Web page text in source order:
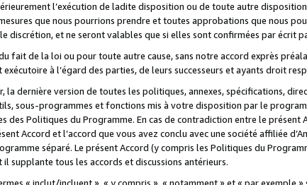
l’exécution de ladite disposition ou de toute autre
que nous pourrions prendre et toutes approbations que nous
discrétion, et ne seront valables que si elles sont confirmées par écrit
fait de la loi ou pour toute autre cause, sans notre accord exprès
à l’égard des parties, de leurs successeurs et ayants droit
la dernière version de toutes les politiques, annexes, spécifications,
sous-programmes et fonctions mis à votre disposition par le
des Politiques du Programme. En cas de contradiction entre le
Accord et l’accord que vous avez conclu avec une société affiliée
séparé. Le présent Accord (y compris les Politiques du
supplante tous les accords et discussions antérieurs.